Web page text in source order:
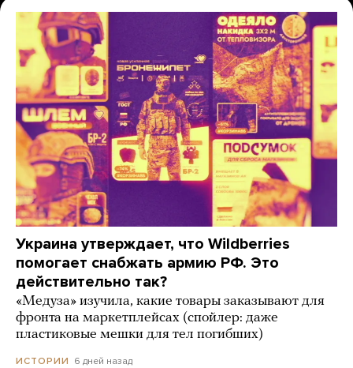
Украина утверждает, что Wildberries
помогает снабжать армию РФ. Это
действительно так?
«Медуза» изучила, какие товары заказывают для
фронта на маркетплейсах (спойлер: даже
пластиковые мешки для тел погибших)
ИСТОРИИ 6 дней назад